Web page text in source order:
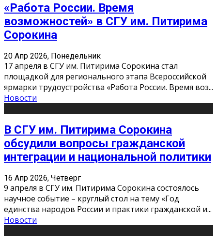
«Работа России. Время
возможностей» в СГУ им. Питирима
Сорокина
20 Апр 2026, Понедельник
17 апреля в СГУ им. Питирима Сорокина стал
площадкой для регионального этапа Всероссийской
ярмарки трудоустройства «Работа России. Время воз...
Новости
В СГУ им. Питирима Сорокина
обсудили вопросы гражданской
интеграции и национальной политики
16 Апр 2026, Четверг
9 апреля в СГУ им. Питирима Сорокина состоялось
научное событие – круглый стол на тему «Год
единства народов России и практики гражданской и...
Новости